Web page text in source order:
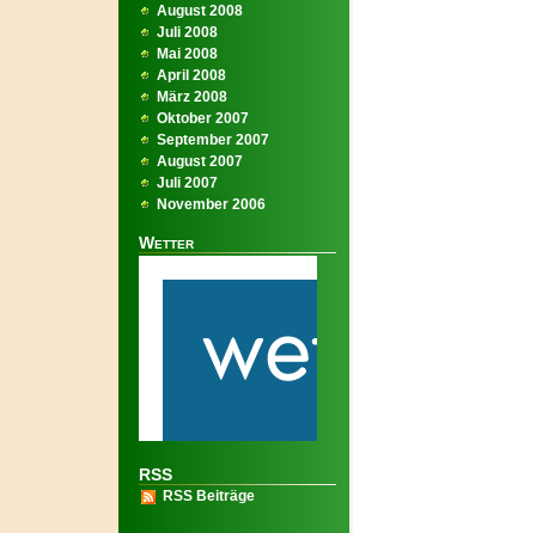
August 2008
Juli 2008
Mai 2008
April 2008
März 2008
Oktober 2007
September 2007
August 2007
Juli 2007
November 2006
Wetter
RSS
RSS Beiträge